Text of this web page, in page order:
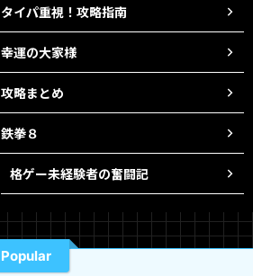
タイパ重視！攻略指南
幸運の大家様
攻略まとめ
鉄拳８
格ゲー未経験者の奮闘記
Popular